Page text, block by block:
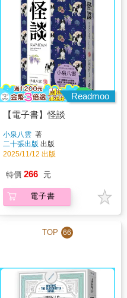
Readmoo
【電子書】怪談
小泉八雲 著
二十張出版 出版
2025/11/12 出版
特價 266 元
電子書
TOP 66